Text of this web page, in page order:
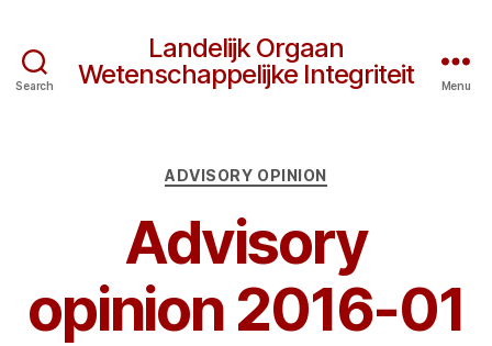
Search
Landelijk Orgaan
Wetenschappelijke Integriteit
Menu
Categories
ADVISORY OPINION
Advisory
opinion 2016-01